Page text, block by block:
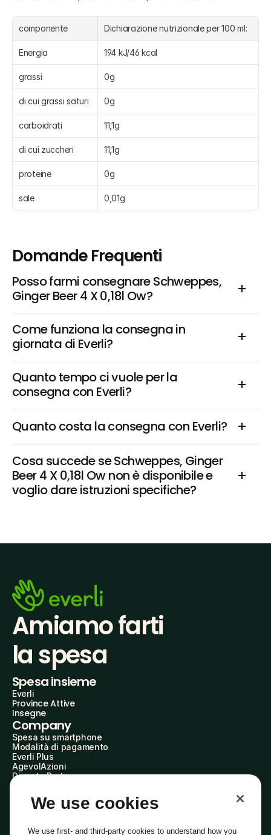
componente Dichiarazione nutrizionale per 100 ml:
Energia 194 kJ/46 kcal
grassi 0g
di cui grassi saturi 0g
carboidrati 11,1g
di cui zuccheri 11,1g
proteine 0g
sale 0,01g
Domande Frequenti
Posso farmi consegnare Schweppes,
Ginger Beer 4 X 0,18l Ow?
Come funziona la consegna in
giornata di Everli?
Quanto tempo ci vuole per la
consegna con Everli?
Quanto costa la consegna con Everli?
Cosa succede se Schweppes, Ginger
Beer 4 X 0,18l Ow non è disponibile e
voglio dare istruzioni specifiche?
Amiamo farti
la spesa
Spesa insieme
Everli
Province Attive
Insegne
Company
Spesa su smartphone
Modalità di pagamento
Everli Plus
AgevolAzioni
Diventa Partner
Everli Shoppers
About Us
Everli News
We use cookies
We use first- and third-party cookies to understand how you